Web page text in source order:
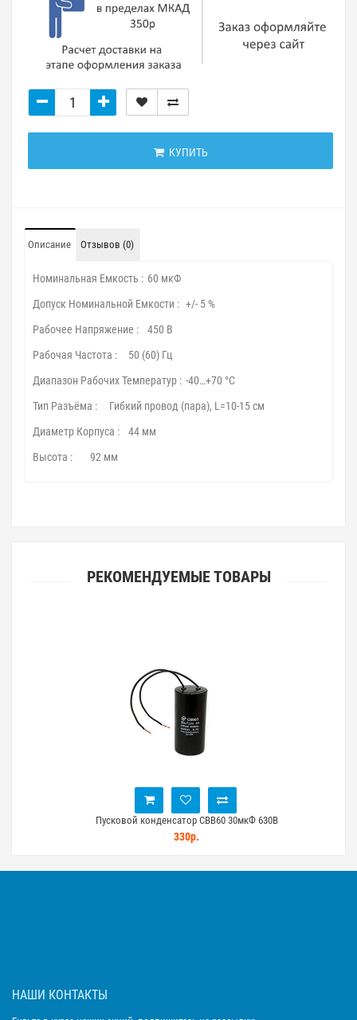
КУПИТЬ
Описание Отзывов (0)
Номинальная Емкость : 60 мкФ
Допуск Номинальной Емкости : +/- 5 %
Рабочее Напряжение :
450 В
Рабочая Частота :
50 (60) Гц
Диапазон Рабочих Температур : -40…+70 °С
Тип Разъёма :
Гибкий провод (пара), L=10-15 см
Диаметр Корпуса :
44 мм
Высота :
92 мм
РЕКОМЕНДУЕМЫЕ ТОВАРЫ
Пусковой конденсатор CBB60 30мкФ 630В
330р.
НАШИ КОНТАКТЫ